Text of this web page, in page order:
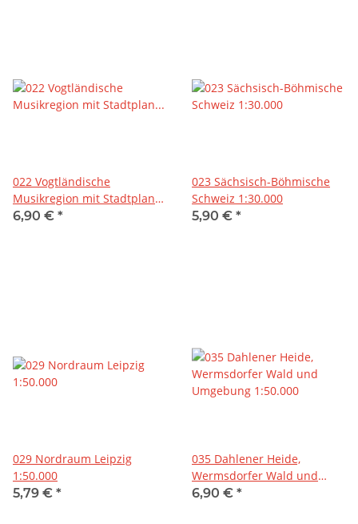
022 Vogtländische
Musikregion mit Stadtplan
Klingenthal 1 : 35 000
6,90 € *
023 Sächsisch-Böhmische
Schweiz 1:30.000
5,90 € *
029 Nordraum Leipzig
1:50.000
5,79 € *
035 Dahlener Heide,
Wermsdorfer Wald und
Umgebung 1:50.000
6,90 € *